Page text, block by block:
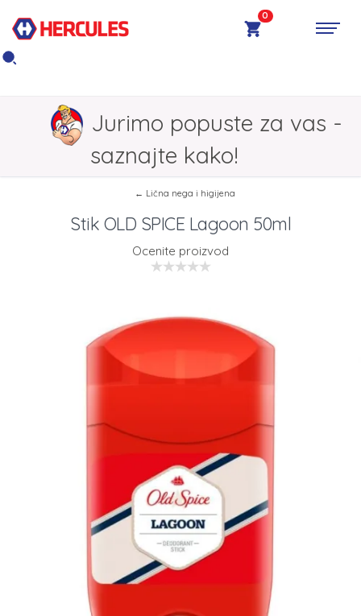
0
Jurimo popuste za vas -
saznajte kako!
← Lična nega i higijena
Stik OLD SPICE Lagoon 50ml
Ocenite proizvod